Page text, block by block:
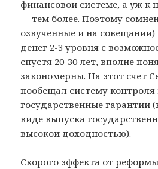
финансовой системе, а уж к
— тем более. Поэтому
озвученные и на совещании)
денег 2-3 уровня с
спустя 20-30 лет, вполне
закономерны. На этот счет
пообещал систему контроля
государственные гарантии
виде выпуска
высокой доходностью).
Скорого эффекта от